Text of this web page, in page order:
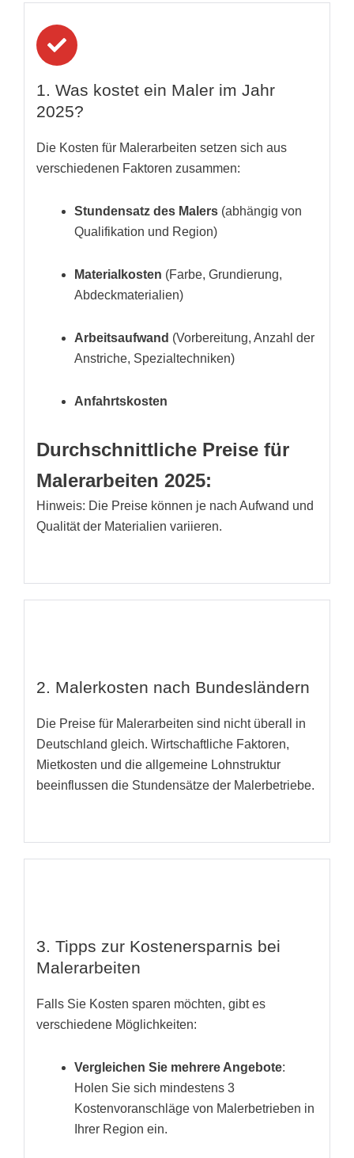
1. Was kostet ein Maler im Jahr
2025?
Die Kosten für Malerarbeiten setzen sich aus
verschiedenen Faktoren zusammen:
Stundensatz des Malers (abhängig von
Qualifikation und Region)
Materialkosten (Farbe, Grundierung,
Abdeckmaterialien)
Arbeitsaufwand (Vorbereitung, Anzahl der
Anstriche, Spezialtechniken)
Anfahrtskosten
Durchschnittliche Preise für
Malerarbeiten 2025:
Hinweis: Die Preise können je nach Aufwand und
Qualität der Materialien variieren.
2. Malerkosten nach Bundesländern
Die Preise für Malerarbeiten sind nicht überall in
Deutschland gleich. Wirtschaftliche Faktoren,
Mietkosten und die allgemeine Lohnstruktur
beeinflussen die Stundensätze der Malerbetriebe.
3. Tipps zur Kostenersparnis bei
Malerarbeiten
Falls Sie Kosten sparen möchten, gibt es
verschiedene Möglichkeiten:
Vergleichen Sie mehrere Angebote:
Holen Sie sich mindestens 3
Kostenvoranschläge von Malerbetrieben in
Ihrer Region ein.